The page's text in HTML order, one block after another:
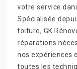
votre service
Spécialisée
toiture, GK
réparations
nos expériences
toutes les